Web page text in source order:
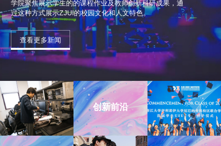
学院聚焦展示学生的的课程作业及教师创新科研成果，通
过这种方式展示ZJUI的校园文化和人文特色。
查看更多新闻
创新前沿